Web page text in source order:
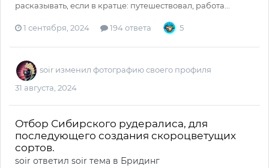
расказывать, если в кратце: путешествовал, работа...
1 сентября, 2024 194 ответа 5
soir изменил фотографию своего профиля
31 августа, 2024
Отбор Сибирского рудералиса, для
последующего создания скороцветущих
сортов.
soir ответил soir тема в Бридинг